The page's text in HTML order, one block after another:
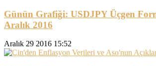
Günün Grafiği: USDJPY Üçgen
Aralık 2016
Aralık 29 2016 15:52